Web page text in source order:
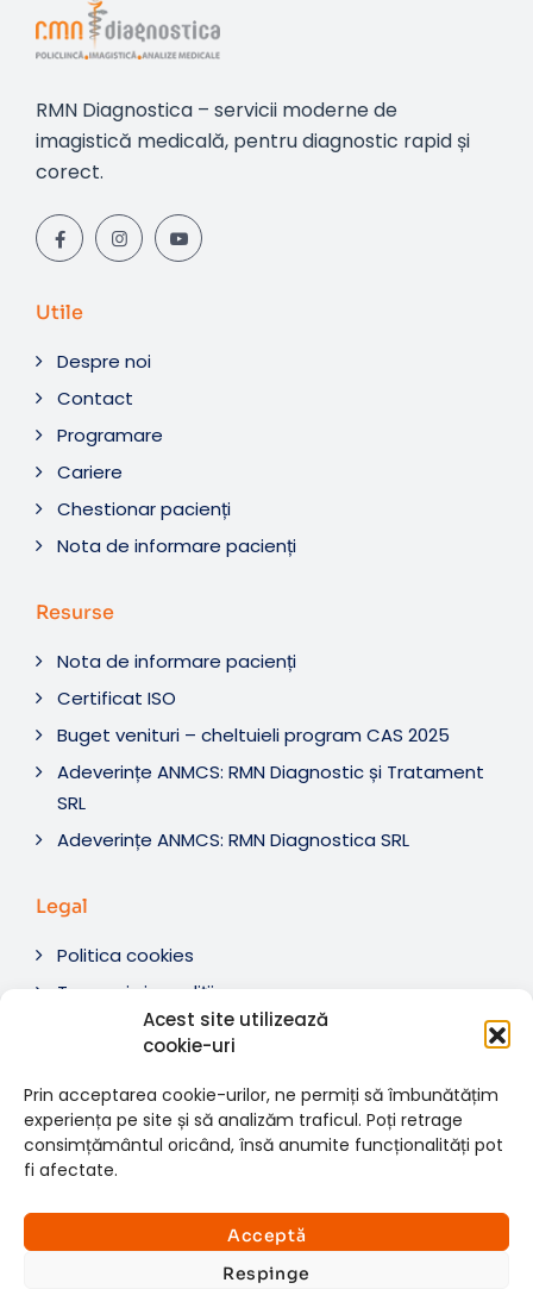
Acest site utilizează
cookie-uri
Prin acceptarea cookie-urilor, ne permiți să îmbunătățim
experiența pe site și să analizăm traficul. Poți retrage
consimțământul oricând, însă anumite funcționalități pot
fi afectate.
Acceptă
Respinge
RMN Diagnostica – servicii moderne de
imagistică medicală, pentru diagnostic rapid și
corect.
Utile
Despre noi
Contact
Programare
Cariere
Chestionar pacienți
Nota de informare pacienți
Resurse
Nota de informare pacienți
Certificat ISO
Buget venituri – cheltuieli program CAS 2025
Adeverințe ANMCS: RMN Diagnostic și Tratament
SRL
Adeverințe ANMCS: RMN Diagnostica SRL
Legal
Politica cookies
Termeni si condiții
Soluționare litigii
rezervate.
Website dezvoltat de:www.t-web.ro
×
Consultații si investigații